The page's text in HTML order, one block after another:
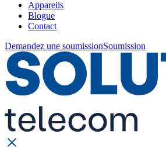
Appareils
Blogue
Contact
Demandez une soumissionSoumission